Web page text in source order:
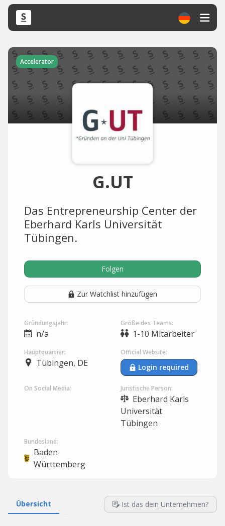
Accelerator
G.UT
Das Entrepreneurship Center der
Eberhard Karls Universität
Tübingen.
Folgen
Zur Watchlist hinzufügen
Gründungsjahr:
n/a
Größe des Teams:
1-10 Mitarbeiter
Hauptquartier:
Tübingen, DE
Official Website:
Login required
On Social Media: Juristische Person:
Eberhard Karls
Universität
Tübingen
Bundesland:
Baden-
Württemberg
Übersicht Ist das dein Unternehmen?